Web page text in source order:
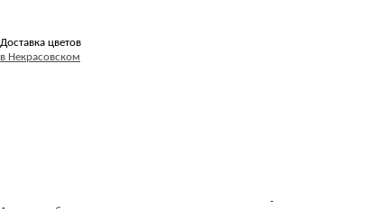
Доставка цветов
в Некрасовском